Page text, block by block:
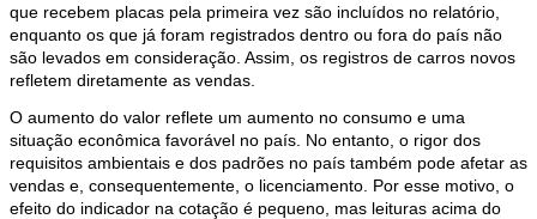
que recebem placas pela primeira vez são incluídos no relatório,
enquanto os que já foram registrados dentro ou fora do país não
são levados em consideração. Assim, os registros de carros novos
refletem diretamente as vendas.
O aumento do valor reflete um aumento no consumo e uma
situação econômica favorável no país. No entanto, o rigor dos
requisitos ambientais e dos padrões no país também pode afetar as
vendas e, consequentemente, o licenciamento. Por esse motivo, o
efeito do indicador na cotação é pequeno, mas leituras acima do